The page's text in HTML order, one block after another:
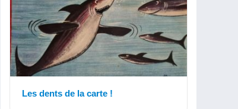
Les dents de la carte !